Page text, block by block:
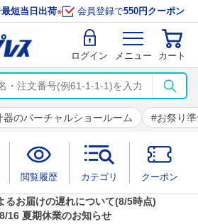
最短当日出荷※ 会員登録で550円クーポン
ログイン メニュー カート
器のバーチャルショールーム お祭り
閲覧履歴 カテゴリ クーポン
るお届けの遅れについて(8/5時点)
16 夏期休業のお知らせ